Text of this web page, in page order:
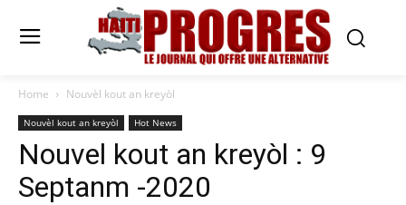
Home Nouvèl kout an kreyòl
Nouvèl kout an kreyòl Hot News
Nouvel kout an kreyòl : 9
Septanm -2020